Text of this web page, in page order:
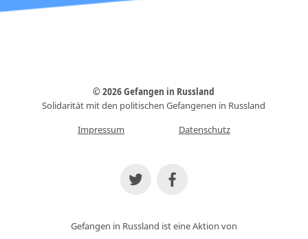
© 2026 Gefangen in Russland
Solidarität mit den politischen Gefangenen in Russland
Impressum
Datenschutz
Gefangen in Russland ist eine Aktion von